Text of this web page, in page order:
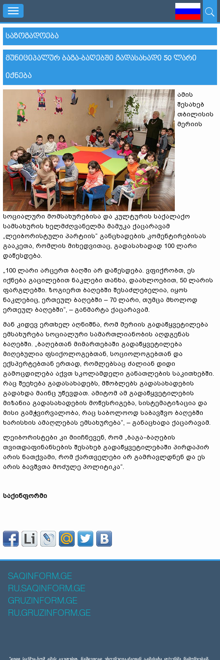
Toggle
navigation
ᲡᲐᲖᲝᲒᲐᲓᲝᲔᲑᲐ
ᲛᲣᲜᲘᲪᲘᲞᲐᲚᲣᲠ ᲑᲐᲒᲐ-ᲑᲐᲦᲔᲑᲨᲘ ᲒᲐᲓᲐᲡᲐᲮᲐᲓᲘ 50 ᲚᲐᲠᲘ
ᲘᲥᲜᲔᲑᲐ
ამის
შესახებ
თბილისის
მერიის
სოციალური მომსახურებისა და კულტურის საქალაქო
სამსახურის ხელმძღვანელმა მამუკა ქაცარავამ
„ლეიბორისტული პარტიის“ განცხადების კომენტირებისას
გააკეთა, რომლის მიხედვითაც, გადასახადად 100 ლარი
დაწესდება.
„100 ლარი არცერთ ბაღში არ დაწესდება. ვფიქრობთ, ეს
იქნება გაცილებით ნაკლები თანხა, დაახლოებით, 50 ლარის
ფარგლებში. ზოგიერთ ბაღებში შესაძლებელია, იყოს
ნაკლებიც, ერთეულ ბაღებში – 70 ლარი, თუმცა მხოლოდ
ერთეულ ბაღებში“, – განმარტა ქაცარავამ.
მან კიდევ ერთხელ აღნიშნა, რომ მერიის გადაწყვეტილება
ემსახურება სოციალური სამართლიანობის აღდგენას
ბაღებში. „ბაღებთან მიმართებაში გადაწყვეტილება
მიღებულია ფსიქოლოგებთან, სოციოლოგებთან და
ექსპერტებთან ერთად, რომლებსაც ძალიან დიდი
გამოცდილება აქვთ სკოლამდელი განათლების საკითხებში.
რაც შეეხება გადასახადებს, მშობლებს გადასახადების
გადახდა მაინც უწევდათ. ამიტომ ამ გადაწყვეტილების
მიზანია გადასახადების მოწესრიგება, სისტემატიზაცია და
მისი გამჭვირვალობა, რაც საბოლოოდ საბავშვო ბაღებში
ხარისხის ამაღლებას ემსახურება“, – განაცხადა ქაცარავამ.
ლეიბორისტები კი მიიჩნევენ, რომ „ბაგა-ბაღების
თვითდაფინანსების შესახებ გადაწყვეტილებაში პირდაპირ
არის ნათქვამი, რომ ქართველები არ გამრავლდნენ და ეს
არის ბავშვთა მოძულე პოლიტიკა“.
საქინფორმი
SAQINFORM.GE
RU.SAQINFORM.GE
GRUZINFORM.GE
RU.GRUZINFORM.GE